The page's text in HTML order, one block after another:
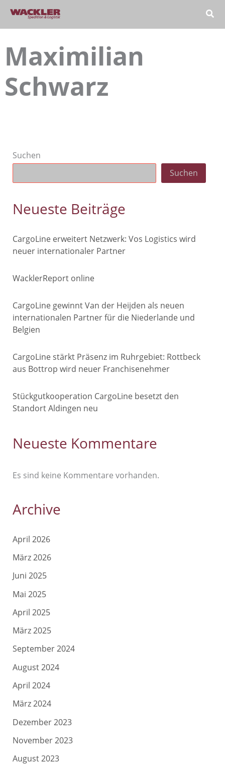
Zum
Maximilian
Schwarz
Suchen
Suchen
Neueste Beiträge
CargoLine erweitert Netzwerk: Vos Logistics wird
neuer internationaler Partner
WacklerReport online
CargoLine gewinnt Van der Heijden als neuen
internationalen Partner für die Niederlande und
Belgien
CargoLine stärkt Präsenz im Ruhrgebiet: Rottbeck
aus Bottrop wird neuer Franchisenehmer
Stückgutkooperation CargoLine besetzt den
Standort Aldingen neu
Neueste Kommentare
Es sind keine Kommentare vorhanden.
Archive
April 2026
März 2026
Juni 2025
Mai 2025
April 2025
März 2025
September 2024
August 2024
April 2024
März 2024
Dezember 2023
November 2023
August 2023